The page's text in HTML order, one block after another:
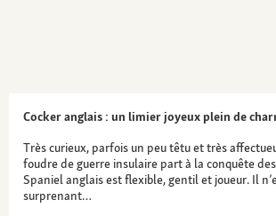
Cocker anglais : un limier joyeux plein de
Très curieux, parfois un peu têtu et très
foudre de guerre insulaire part à la conquête
Spaniel anglais est flexible, gentil et joueur. Il
surprenant…